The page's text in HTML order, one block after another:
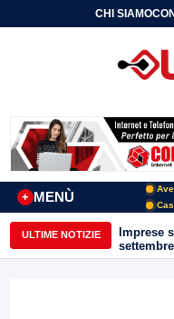
CHI SIAMO
MENÙ
+
ULTIME NOTIZIE
Imprese
e